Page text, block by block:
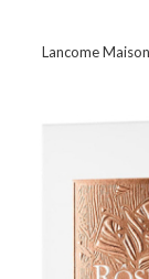
Lancome